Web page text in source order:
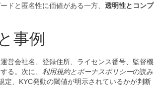
ドと匿名性に価値がある一方、 透明性とコンプ
事例
運営会社名、登録住所、ライセンス番号、監督機
る。次に、 利用規約とボーナスポリシーの読み
定、KYC発動の閾値が明示されているかが判断